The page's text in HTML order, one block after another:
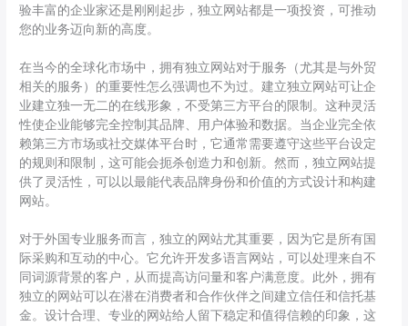
验丰富的企业家还是刚刚起步，独立网站都是一项投资，可推动
您的业务迈向新的高度。
在当今的全球化市场中，拥有独立网站对于服务（尤其是与外贸
相关的服务）的重要性怎么强调也不为过。建立独立网站可让企
业建立独一无二的在线形象，不受第三方平台的限制。这种灵活
性使企业能够完全控制其品牌、用户体验和数据。当企业完全依
赖第三方市场或社交媒体平台时，它通常需要遵守这些平台设定
的规则和限制，这可能会扼杀创造力和创新。然而，独立网站提
供了灵活性，可以以最能代表品牌身份和价值的方式设计和构建
网站。
对于外国专业服务而言，独立的网站尤其重要，因为它是所有国
际采购和互动的中心。它允许开发多语言网站，可以处理来自不
同词源背景的客户，从而提高访问量和客户满意度。此外，拥有
独立的网站可以在潜在消费者和合作伙伴之间建立信任和信托基
金。设计合理、专业的网站给人留下稳定和值得信赖的印象，这